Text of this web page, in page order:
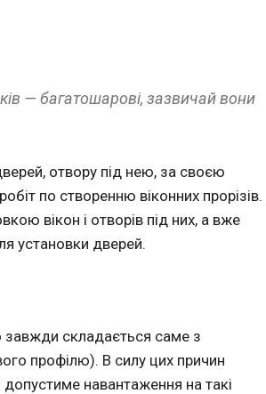
— багатошарові, зазвичай вони
отвору під нею, за своєю
по створенню віконних прорізів.
вікон і отворів під них, а вже
установки дверей.
складається саме з
профілю). В силу цих причин
навантаження на такі